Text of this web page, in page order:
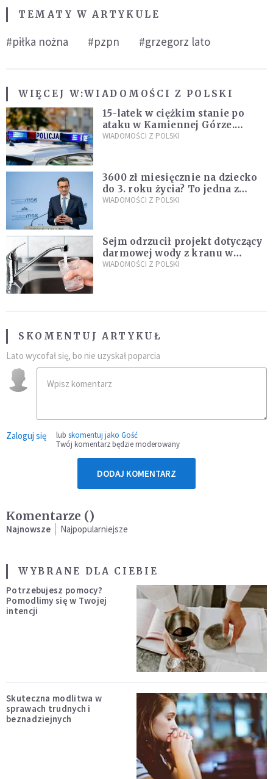
TEMATY W ARTYKULE
#piłka nożna #pzpn #grzegorz lato
WIĘCEJ W:WIADOMOŚCI Z POLSKI
15-latek w ciężkim stanie po
ataku w Kamiennej Górze.
Policja zatrzymała dwóch
WIADOMOŚCI Z POLSKI
3600 zł miesięcznie na dziecko
do 3. roku życia? To jedna z
propozycji programu "Rozwój
WIADOMOŚCI Z POLSKI
Sejm odrzucił projekt dotyczący
darmowej wody z kranu w
restauracjach
WIADOMOŚCI Z POLSKI
SKOMENTUJ ARTYKUŁ
Lato wycofał się, bo nie uzyskał poparcia
Zaloguj się lub skomentuj jako Gość
Twój komentarz będzie moderowany
DODAJ KOMENTARZ
Komentarze ()
Najnowsze Najpopularniejsze
WYBRANE DLA CIEBIE
Potrzebujesz pomocy?
Pomodlimy się w Twojej
intencji
Skuteczna modlitwa w
sprawach trudnych i
beznadziejnych